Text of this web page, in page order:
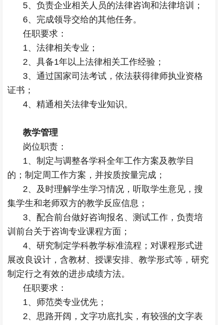
5、负责企业相关人员的法律咨询和法律培训；
6、完成领导交给的其他任务。
任职要求：
1、法律相关专业；
2、具备1年以上法律相关工作经验；
3、通过国家司法考试，依法获得律师执业资格
证书；
4、精通相关法律专业知识。
教学管理
岗位职责：
1、制定与调整各学科全年工作方案及教学目
的；制定周工作方案，并按质按量完成；
2、及时理解学生学习情况，听取学生意见，搜
集学生和老师双方的教学反应信息；
3、配合前台做好咨询报名、测试工作，负责培
训前台关于咨询专业课程方面；
4、研究制定学科教学标准流程；对课程形式进
展改良设计，含教材、授课安排、教学形式等，研究
制定行之有效的进步成绩方法。
任职要求：
1、师范类专业优先；
2、思路开阔，文字功底扎实，有较强的文字表